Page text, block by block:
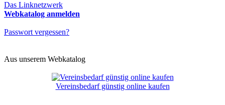
Das Linknetzwerk
Webkatalog anmelden
Passwort vergessen?
Aus unserem Webkatalog
Vereinsbedarf günstig online kaufen